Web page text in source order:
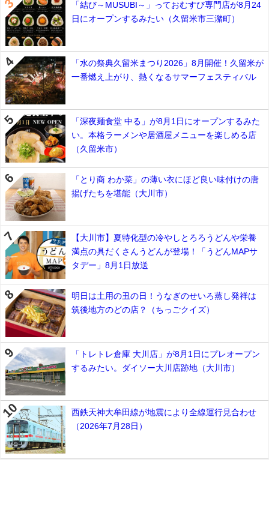
「結び～MUSUBI～」っておむすび専門店が8月24
日にオープンするみたい（久留米市三潴町）
「水の祭典久留米まつり2026」8月開催！久留米が
一番燃え上がり、熱くなるサマーフェスティバル
「深夜麺食堂 中る」が8月1日にオープンするみた
い。本格ラーメンや居酒屋メニューを楽しめる店
（久留米市）
「とり商 わか菜」の薄い衣にほど良い味付けの唐
揚げたちを堪能（大川市）
【大川市】夏特化型の冷やしとろろうどんや栄養
満点の具だくさんうどんが登場！「うどんMAPサ
タデー」8月1日放送
明日は土用の丑の日！うなぎのせいろ蒸し発祥は
筑後地方のどの店？（ちっごクイズ）
「トレトレ倉庫 大川店」が8月1日にプレオープン
するみたい。ダイソー大川店跡地（大川市）
西鉄天神大牟田線が地震により全線運行見合わせ
（2026年7月28日）